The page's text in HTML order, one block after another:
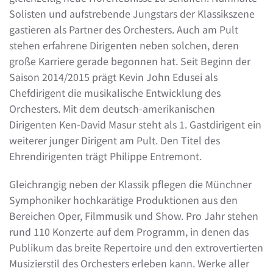
Solisten und aufstrebende Jungstars der Klassikszene
gastieren als Partner des Orchesters. Auch am Pult
stehen erfahrene Dirigenten neben solchen, deren
große Karriere gerade begonnen hat. Seit Beginn der
Saison 2014/2015 prägt Kevin John Edusei als
Chefdirigent die musikalische Entwicklung des
Orchesters. Mit dem deutsch-amerikanischen
Dirigenten Ken-David Masur steht als 1. Gastdirigent ein
weiterer junger Dirigent am Pult. Den Titel des
Ehrendirigenten trägt Philippe Entremont.
Gleichrangig neben der Klassik pflegen die Münchner
Symphoniker hochkarätige Produktionen aus den
Bereichen Oper, Filmmusik und Show. Pro Jahr stehen
rund 110 Konzerte auf dem Programm, in denen das
Publikum das breite Repertoire und den extrovertierten
Musizierstil des Orchesters erleben kann. Werke aller